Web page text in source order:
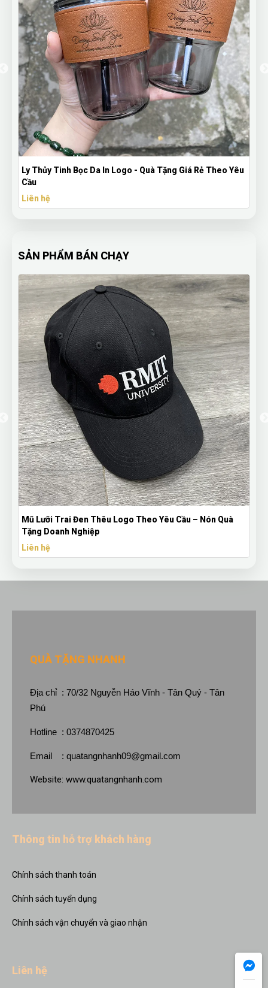
Gấu Bông In Logo Theo Yêu Cầu – Thú Nhồi Bông Quảng
Cáo
Liên hệ
SẢN PHẨM BÁN CHẠY
Bút Bi Mực Gel Thiên Long Có Nắp Đậy - Bút Bi In Logo
Theo Yêu Cầu
Liên hệ
QUÀ TẶNG NHANH
Địa chỉ : 70/32 Nguyễn Háo Vĩnh - Tân Quý - Tân
Phú
Hotline : 0374870425
Email : quatangnhanh09@gmail.com
Website: www.quatangnhanh.com
Thông tin hỗ trợ khách hàng
Chính sách thanh toán
Chính sách tuyển dụng
Chính sách vận chuyển và giao nhận
Liên hệ